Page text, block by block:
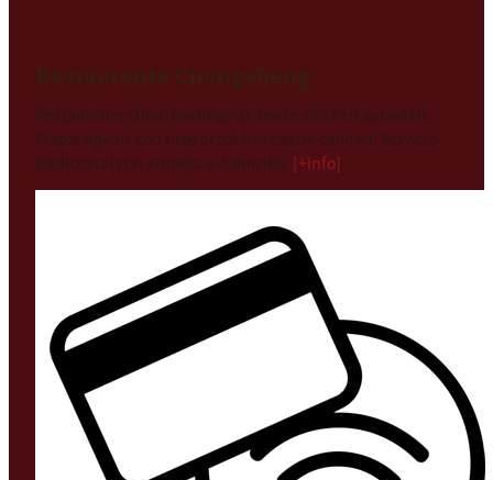
Restaurante chino tradicional desde 1993 en Sabadell.
Platos típicos con productos frescos de calidad. Servicio
tradicional con entrega a domicilio. [+info]